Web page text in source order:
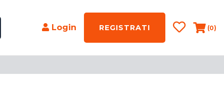
Login REGISTRATI (0)